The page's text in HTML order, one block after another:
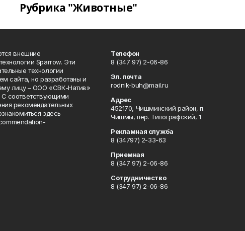
Рубрика "Животные"
внешние
Sparrow. Эти
технологии
сайта, но разработаны и
лицу – ООО «СВК-Натив»
соответствующими
рекомендательных
здесь
Телефон
8 (347 97) 2-06-86
Эл. почта
rodnik-buh@mail.ru
Адрес
452170, Чишминский район, п.
Чишмы, пер. Типографский, 1
Рекламная служба
8 (34797) 2-33-63
Приемная
8 (347 97) 2-06-86
Сотрудничество
8 (347 97) 2-06-86